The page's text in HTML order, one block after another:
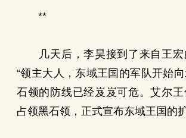
**
几天后，李昊接到了来自王宏
“领主大人，东域王国的军队开始
石领的防线已经岌岌可危。艾尔
占领黑石领，正式宣布东域王国的